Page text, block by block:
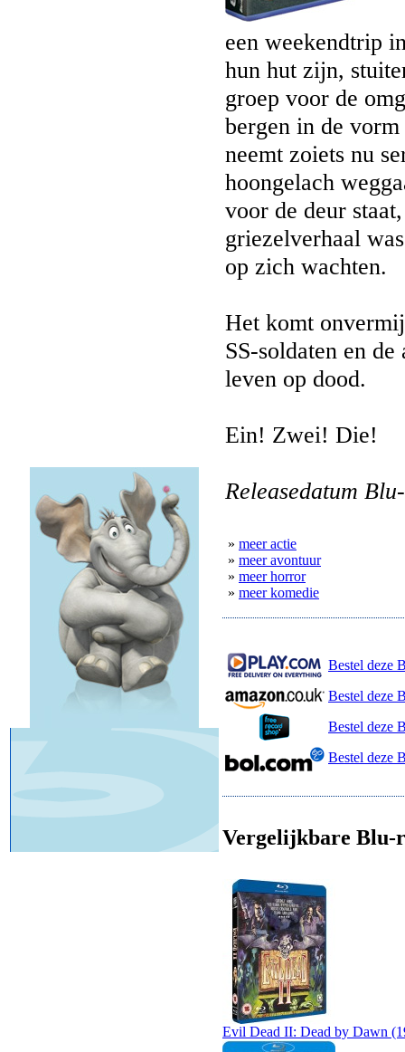
een weekendtrip
hun hut zijn,
groep voor de
bergen in de
neemt zoiets nu
hoongelach
voor de deur
griezelverhaal
op zich wachten.
Het komt
SS-soldaten en
leven op dood.
Ein! Zwei! Die!
Releasedatum
» meer actie
» meer avontuur
» meer horror
» meer komedie
Bestel deze
Bestel deze
Bestel deze
Bestel deze
Vergelijkbare Blu-
Evil Dead II: Dead by Dawn